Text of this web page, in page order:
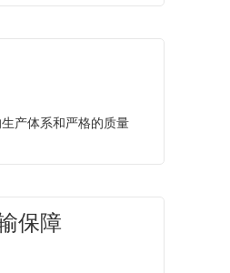
产体系和严格的质量
保障